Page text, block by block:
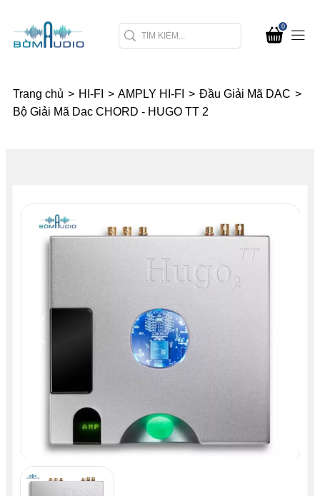
0
Trang chủ > HI-FI > AMPLY HI-FI > Đầu Giải Mã DAC >
Bộ Giải Mã Dac CHORD - HUGO TT 2